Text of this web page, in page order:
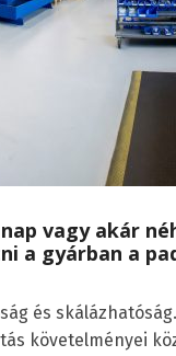
vagy akár
a gyárban a
és
követelményei